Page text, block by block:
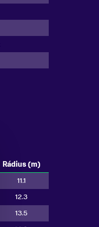
Rádius (m)
11.1
12.3
13.5